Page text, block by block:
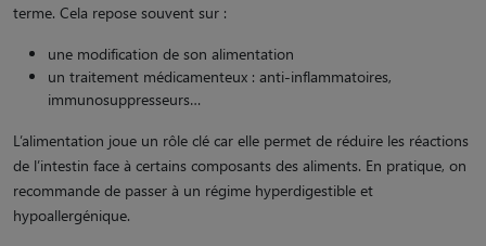
terme. Cela repose souvent sur :
une modification de son alimentation
un traitement médicamenteux : anti-inflammatoires,
immunosuppresseurs…
L’alimentation joue un rôle clé car elle permet de réduire les réactions
de l’intestin face à certains composants des aliments. En pratique, on
recommande de passer à un régime hyperdigestible et
hypoallergénique.